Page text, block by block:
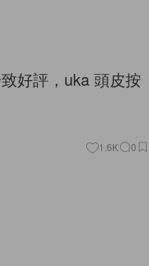
好評，uka 頭皮按
1.6K 0